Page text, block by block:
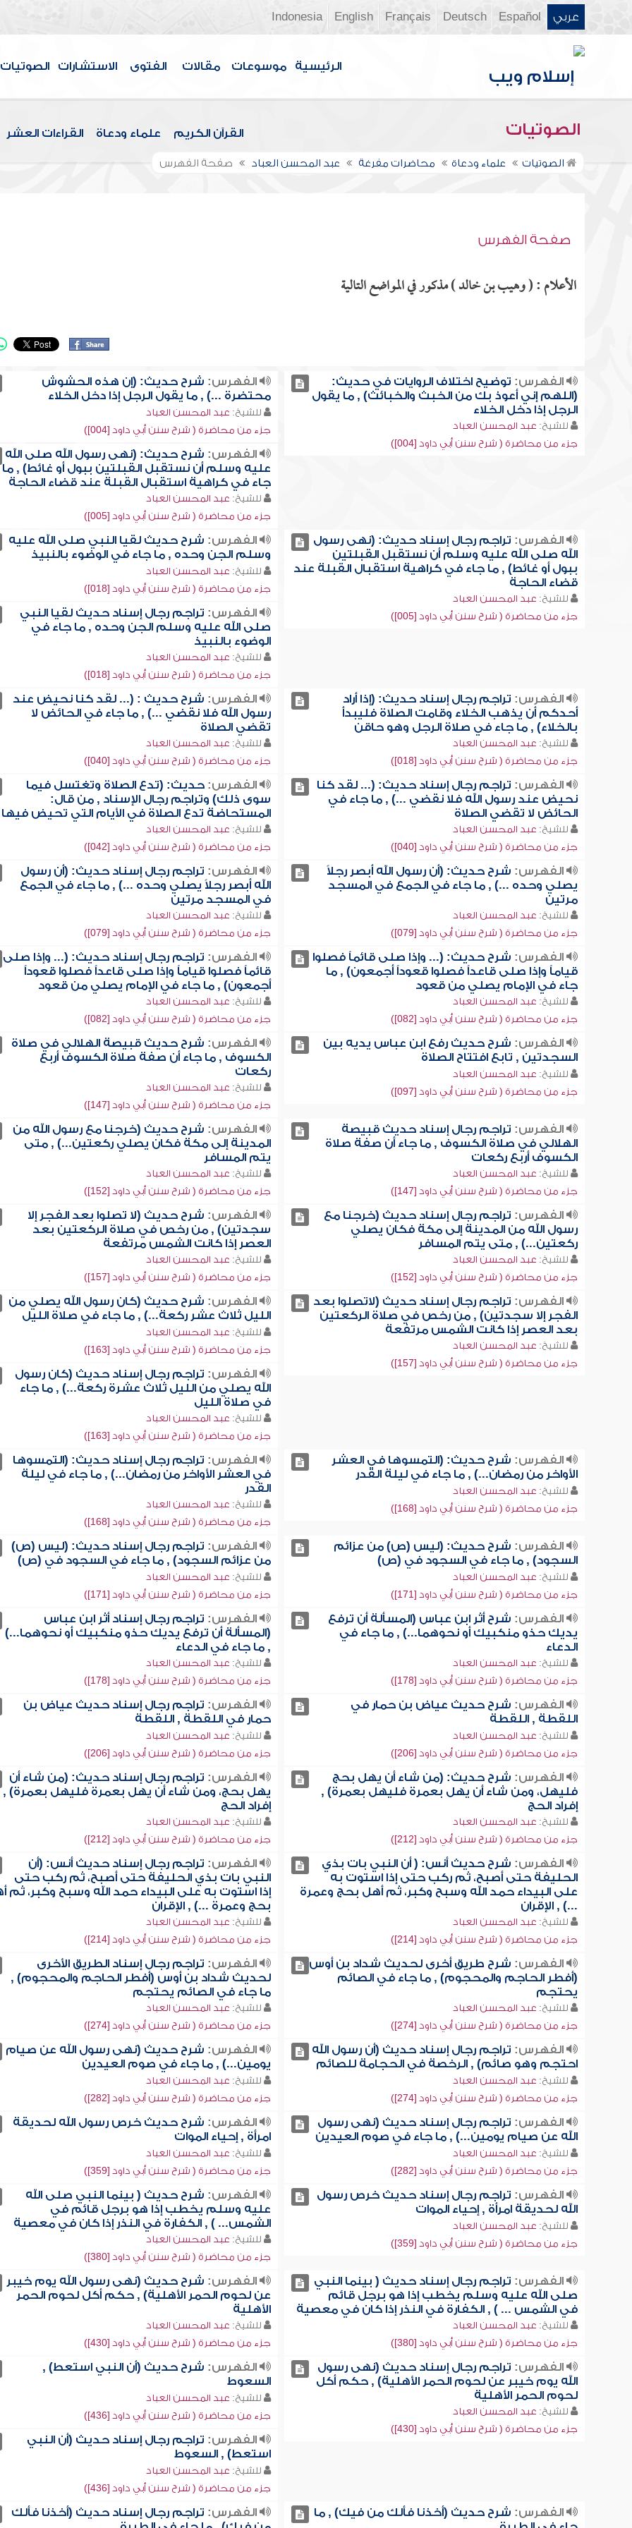
عربي Español
Deutsch
Français
English
Indonesia
الرئيسية موسوعات مقالات الفتوى الاستشارات الصوتيات
الصوتيات القرآن الكريم علماء ودعاة القراءات العشر
الصوتيات علماء ودعاة محاضرات مفرغة عبد المحسن العباد صفحة الفهرس
صفحة الفهرس
الأعلام : ( وهيب بن خالد ) مذكور في المواضع التالية
الفهرس: توضيح اختلاف الروايات في حديث:
(اللهم إني أعوذ بك من الخبث والخبائث) , ما يقول
الرجل إذا دخل الخلاء
للشيخ: عبد المحسن العباد
جزء من محاضرة ( شرح سنن أبي داود [004])
الفهرس: شرح حديث: (إن هذه الحشوش
محتضرة ...) , ما يقول الرجل إذا دخل الخلاء
للشيخ: عبد المحسن العباد
جزء من محاضرة ( شرح سنن أبي داود [004])
الفهرس: شرح حديث: (نهى رسول الله صلى الله
عليه وسلم أن نستقبل القبلتين ببول أو غائط) , ما
جاء في كراهية استقبال القبلة عند قضاء الحاجة
للشيخ: عبد المحسن العباد
جزء من محاضرة ( شرح سنن أبي داود [005])
الفهرس: تراجم رجال إسناد حديث: (نهى رسول
الله صلى الله عليه وسلم أن نستقبل القبلتين
ببول أو غائط) , ما جاء في كراهية استقبال القبلة عند
قضاء الحاجة
للشيخ: عبد المحسن العباد
جزء من محاضرة ( شرح سنن أبي داود [005])
الفهرس: شرح حديث لقيا النبي صلى الله عليه
وسلم الجن وحده , ما جاء في الوضوء بالنبيذ
للشيخ: عبد المحسن العباد
جزء من محاضرة ( شرح سنن أبي داود [018])
الفهرس: تراجم رجال إسناد حديث لقيا النبي
صلى الله عليه وسلم الجن وحده , ما جاء في
الوضوء بالنبيذ
للشيخ: عبد المحسن العباد
جزء من محاضرة ( شرح سنن أبي داود [018])
الفهرس: تراجم رجال إسناد حديث: (إذا أراد
أحدكم أن يذهب الخلاء وقامت الصلاة فليبدأ
بالخلاء) , ما جاء في صلاة الرجل وهو حاقن
للشيخ: عبد المحسن العباد
جزء من محاضرة ( شرح سنن أبي داود [018])
الفهرس: شرح حديث : (... لقد كنا نحيض عند
رسول الله فلا نقضي ...) , ما جاء في الحائض لا
تقضي الصلاة
للشيخ: عبد المحسن العباد
جزء من محاضرة ( شرح سنن أبي داود [040])
الفهرس: تراجم رجال إسناد حديث: (... لقد كنا
نحيض عند رسول الله فلا نقضي ...) , ما جاء في
الحائض لا تقضي الصلاة
للشيخ: عبد المحسن العباد
جزء من محاضرة ( شرح سنن أبي داود [040])
الفهرس: حديث: (تدع الصلاة وتغتسل فيما
سوى ذلك) وتراجم رجال الإسناد , من قال:
المستحاضة تدع الصلاة في الأيام التي تحيض فيها
للشيخ: عبد المحسن العباد
جزء من محاضرة ( شرح سنن أبي داود [042])
الفهرس: شرح حديث: (أن رسول الله أبصر رجلاً
يصلي وحده ...) , ما جاء في الجمع في المسجد
مرتين
للشيخ: عبد المحسن العباد
جزء من محاضرة ( شرح سنن أبي داود [079])
الفهرس: تراجم رجال إسناد حديث: (أن رسول
الله أبصر رجلاً يصلي وحده ...) , ما جاء في الجمع
في المسجد مرتين
للشيخ: عبد المحسن العباد
جزء من محاضرة ( شرح سنن أبي داود [079])
الفهرس: شرح حديث: (... وإذا صلى قائماً فصلوا
قياماً وإذا صلى قاعداً فصلوا قعوداً أجمعون) , ما
جاء في الإمام يصلي من قعود
للشيخ: عبد المحسن العباد
جزء من محاضرة ( شرح سنن أبي داود [082])
الفهرس: تراجم رجال إسناد حديث: (... وإذا صلى
قائماً فصلوا قياماً وإذا صلى قاعداً فصلوا قعوداً
أجمعون) , ما جاء في الإمام يصلي من قعود
للشيخ: عبد المحسن العباد
جزء من محاضرة ( شرح سنن أبي داود [082])
الفهرس: شرح حديث رفع ابن عباس يديه بين
السجدتين , تابع افتتاح الصلاة
للشيخ: عبد المحسن العباد
جزء من محاضرة ( شرح سنن أبي داود [097])
الفهرس: شرح حديث قبيصة الهلالي في صلاة
الكسوف , ما جاء أن صفة صلاة الكسوف أربع
ركعات
للشيخ: عبد المحسن العباد
جزء من محاضرة ( شرح سنن أبي داود [147])
الفهرس: تراجم رجال إسناد حديث قبيصة
الهلالي في صلاة الكسوف , ما جاء أن صفة صلاة
الكسوف أربع ركعات
للشيخ: عبد المحسن العباد
جزء من محاضرة ( شرح سنن أبي داود [147])
الفهرس: شرح حديث (خرجنا مع رسول الله من
المدينة إلى مكة فكان يصلي ركعتين...) , متى
يتم المسافر
للشيخ: عبد المحسن العباد
جزء من محاضرة ( شرح سنن أبي داود [152])
الفهرس: تراجم رجال إسناد حديث (خرجنا مع
رسول الله من المدينة إلى مكة فكان يصلي
ركعتين...) , متى يتم المسافر
للشيخ: عبد المحسن العباد
جزء من محاضرة ( شرح سنن أبي داود [152])
الفهرس: شرح حديث (لا تصلوا بعد الفجر إلا
سجدتين) , من رخص في صلاة الركعتين بعد
العصر إذا كانت الشمس مرتفعة
للشيخ: عبد المحسن العباد
جزء من محاضرة ( شرح سنن أبي داود [157])
الفهرس: تراجم رجال إسناد حديث (لاتصلوا بعد
الفجر إلا سجدتين) , من رخص في صلاة الركعتين
بعد العصر إذا كانت الشمس مرتفعة
للشيخ: عبد المحسن العباد
جزء من محاضرة ( شرح سنن أبي داود [157])
الفهرس: شرح حديث (كان رسول الله يصلي من
الليل ثلاث عشر ركعة...) , ما جاء في صلاة الليل
للشيخ: عبد المحسن العباد
جزء من محاضرة ( شرح سنن أبي داود [163])
الفهرس: تراجم رجال إسناد حديث (كان رسول
الله يصلي من الليل ثلاث عشرة ركعة...) , ما جاء
في صلاة الليل
للشيخ: عبد المحسن العباد
جزء من محاضرة ( شرح سنن أبي داود [163])
الفهرس: شرح حديث: (التمسوها في العشر
الأواخر من رمضان...) , ما جاء في ليلة القدر
للشيخ: عبد المحسن العباد
جزء من محاضرة ( شرح سنن أبي داود [168])
الفهرس: تراجم رجال إسناد حديث: (التمسوها
في العشر الأواخر من رمضان...) , ما جاء في ليلة
القدر
للشيخ: عبد المحسن العباد
جزء من محاضرة ( شرح سنن أبي داود [168])
الفهرس: شرح حديث: (ليس (ص) من عزائم
السجود) , ما جاء في السجود في (ص)
للشيخ: عبد المحسن العباد
جزء من محاضرة ( شرح سنن أبي داود [171])
الفهرس: تراجم رجال إسناد حديث: (ليس (ص)
من عزائم السجود) , ما جاء في السجود في (ص)
للشيخ: عبد المحسن العباد
جزء من محاضرة ( شرح سنن أبي داود [171])
الفهرس: شرح أثر ابن عباس (المسألة أن ترفع
يديك حذو منكبيك أو نحوهما...) , ما جاء في
الدعاء
للشيخ: عبد المحسن العباد
جزء من محاضرة ( شرح سنن أبي داود [178])
الفهرس: تراجم رجال إسناد أثر ابن عباس
(المسألة أن ترفع يديك حذو منكبيك أو نحوهما...)
, ما جاء في الدعاء
للشيخ: عبد المحسن العباد
جزء من محاضرة ( شرح سنن أبي داود [178])
الفهرس: شرح حديث عياض بن حمار في
اللقطة , اللقطة
للشيخ: عبد المحسن العباد
جزء من محاضرة ( شرح سنن أبي داود [206])
الفهرس: تراجم رجال إسناد حديث عياض بن
حمار في اللقطة , اللقطة
للشيخ: عبد المحسن العباد
جزء من محاضرة ( شرح سنن أبي داود [206])
الفهرس: شرح حديث: (من شاء أن يهل بحج
فليهل، ومن شاء أن يهل بعمرة فليهل بعمرة) ,
إفراد الحج
للشيخ: عبد المحسن العباد
جزء من محاضرة ( شرح سنن أبي داود [212])
الفهرس: تراجم رجال إسناد حديث: (من شاء أن
يهل بحج، ومن شاء أن يهل بعمرة فليهل بعمرة) ,
إفراد الحج
للشيخ: عبد المحسن العباد
جزء من محاضرة ( شرح سنن أبي داود [212])
الفهرس: شرح حديث أنس: ( أن النبي بات بذي
الحليفة حتى أصبح، ثم ركب حتى إذا استوت به
على البيداء حمد الله وسبح وكبر، ثم أهل بحج وعمرة
...) , الإقران
للشيخ: عبد المحسن العباد
جزء من محاضرة ( شرح سنن أبي داود [214])
الفهرس: تراجم رجال إسناد حديث أنس: (أن
النبي بات بذي الحليفة حتى أصبح، ثم ركب حتى
إذا استوت به على البيداء حمد الله وسبح وكبر، ثم
بحج وعمرة ...) , الإقران
للشيخ: عبد المحسن العباد
جزء من محاضرة ( شرح سنن أبي داود [214])
الفهرس: شرح طريق أخرى لحديث شداد بن أوس
(أفطر الحاجم والمحجوم) , ما جاء في الصائم
يحتجم
للشيخ: عبد المحسن العباد
جزء من محاضرة ( شرح سنن أبي داود [274])
الفهرس: تراجم رجال إسناد الطريق الأخرى
لحديث شداد بن أوس (أفطر الحاجم والمحجوم) ,
ما جاء في الصائم يحتجم
للشيخ: عبد المحسن العباد
جزء من محاضرة ( شرح سنن أبي داود [274])
الفهرس: تراجم رجال إسناد حديث (أن رسول الله
احتجم وهو صائم) , الرخصة في الحجامة للصائم
للشيخ: عبد المحسن العباد
جزء من محاضرة ( شرح سنن أبي داود [274])
الفهرس: شرح حديث (نهى رسول الله عن صيام
يومين...) , ما جاء في صوم العيدين
للشيخ: عبد المحسن العباد
جزء من محاضرة ( شرح سنن أبي داود [282])
الفهرس: تراجم رجال إسناد حديث (نهى رسول
الله عن صيام يومين...) , ما جاء في صوم العيدين
للشيخ: عبد المحسن العباد
جزء من محاضرة ( شرح سنن أبي داود [282])
الفهرس: شرح حديث خرص رسول الله لحديقة
امرأة , إحياء الموات
للشيخ: عبد المحسن العباد
جزء من محاضرة ( شرح سنن أبي داود [359])
الفهرس: تراجم رجال إسناد حديث خرص رسول
الله لحديقة امرأة , إحياء الموات
للشيخ: عبد المحسن العباد
جزء من محاضرة ( شرح سنن أبي داود [359])
الفهرس: شرح حديث ( بينما النبي صلى الله
عليه وسلم يخطب إذا هو برجل قائم في
الشمس... ) , الكفارة في النذر إذا كان في معصية
للشيخ: عبد المحسن العباد
جزء من محاضرة ( شرح سنن أبي داود [380])
الفهرس: تراجم رجال إسناد حديث ( بينما النبي
صلى الله عليه وسلم يخطب إذا هو برجل قائم
في الشمس ... ) , الكفارة في النذر إذا كان في معصية
للشيخ: عبد المحسن العباد
جزء من محاضرة ( شرح سنن أبي داود [380])
الفهرس: شرح حديث (نهى رسول الله يوم خيبر
عن لحوم الحمر الأهلية) , حكم أكل لحوم الحمر
الأهلية
للشيخ: عبد المحسن العباد
جزء من محاضرة ( شرح سنن أبي داود [430])
الفهرس: تراجم رجال إسناد حديث (نهى رسول
الله يوم خيبر عن لحوم الحمر الأهلية) , حكم أكل
لحوم الحمر الأهلية
للشيخ: عبد المحسن العباد
جزء من محاضرة ( شرح سنن أبي داود [430])
الفهرس: شرح حديث (أن النبي استعط) ,
السعوط
للشيخ: عبد المحسن العباد
جزء من محاضرة ( شرح سنن أبي داود [436])
الفهرس: تراجم رجال إسناد حديث (أن النبي
استعط) , السعوط
للشيخ: عبد المحسن العباد
جزء من محاضرة ( شرح سنن أبي داود [436])
الفهرس: شرح حديث (أخذنا فألك من فيك) , ما
الفهرس: تراجم رجال إسناد حديث (أخذنا فألك